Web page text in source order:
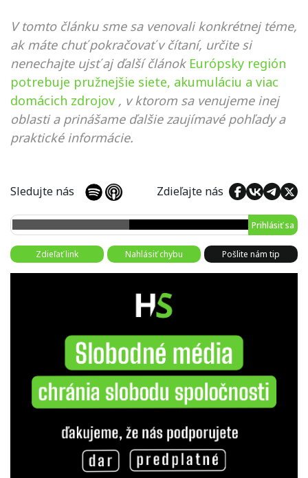
V tomto článku sme sa venovali konkrétnej téme,
ak máte chuť pokračovať v čítaní, určite si
nenechajte ujsť aj ďalší článok Európsky región
potrebuje pružnejšie siete, akumuláciu a viac
domácich zdrojov , v ktorom sa venujeme inej
oblasti a prinášame ďalšie zaujímavé pohľady a
praktické informácie.
Sledujte nás Zdieľajte nás
Prihlásiť sa
Zdieľať link Nahlásiť chybu Pošlite nám tip